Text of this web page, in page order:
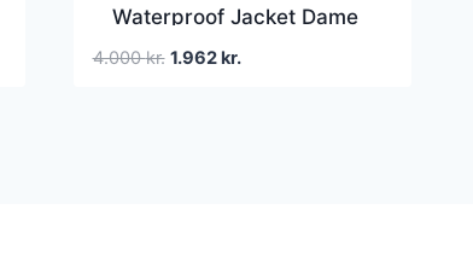
Waterproof Jacket Dame
XL Sort Skaljakker
4.000kr. Den
1.962kr.Den